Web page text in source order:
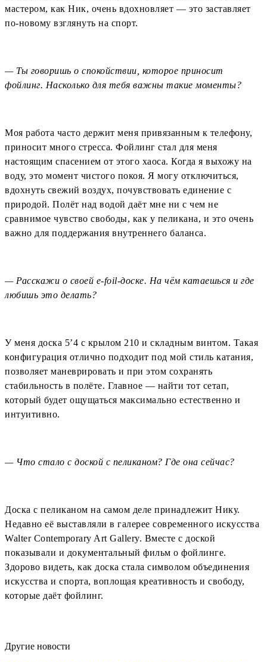
мастером, как Ник, очень вдохновляет — это заставляет
по-новому взглянуть на спорт.
— Ты говоришь о спокойствии, которое приносит
фойлинг. Насколько для тебя важны такие моменты?
Моя работа часто держит меня привязанным к телефону,
приносит много стресса. Фойлинг стал для меня
настоящим спасением от этого хаоса. Когда я выхожу на
воду, это момент чистого покоя. Я могу отключиться,
вдохнуть свежий воздух, почувствовать единение с
природой. Полёт над водой даёт мне ни с чем не
сравнимое чувство свободы, как у пеликана, и это очень
важно для поддержания внутреннего баланса.
— Расскажи о своей e-foil-доске. На чём катаешься и где
любишь это делать?
У меня доска 5’4 с крылом 210 и складным винтом. Такая
конфигурация отлично подходит под мой стиль катания,
позволяет маневрировать и при этом сохранять
стабильность в полёте. Главное — найти тот сетап,
который будет ощущаться максимально естественно и
интуитивно.
— Что стало с доской с пеликаном? Где она сейчас?
Доска с пеликаном на самом деле принадлежит Нику.
Недавно её выставляли в галерее современного искусства
Walter Contemporary Art Gallery. Вместе с доской
показывали и документальный фильм о фойлинге.
Здорово видеть, как доска стала символом объединения
искусства и спорта, воплощая креативность и свободу,
которые даёт фойлинг.
Другие новости